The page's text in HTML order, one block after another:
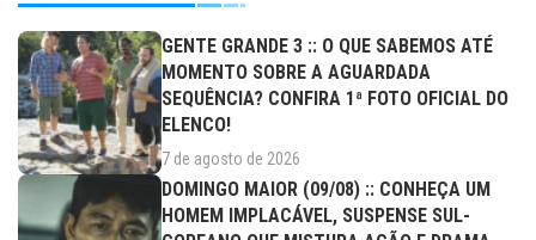
GENTE GRANDE 3 :: O QUE SABEMOS ATÉ
MOMENTO SOBRE A AGUARDADA
SEQUÊNCIA? CONFIRA 1ª FOTO OFICIAL DO
ELENCO!
7 de agosto de 2026
DOMINGO MAIOR (09/08) :: CONHEÇA UM
HOMEM IMPLACÁVEL, SUSPENSE SUL-